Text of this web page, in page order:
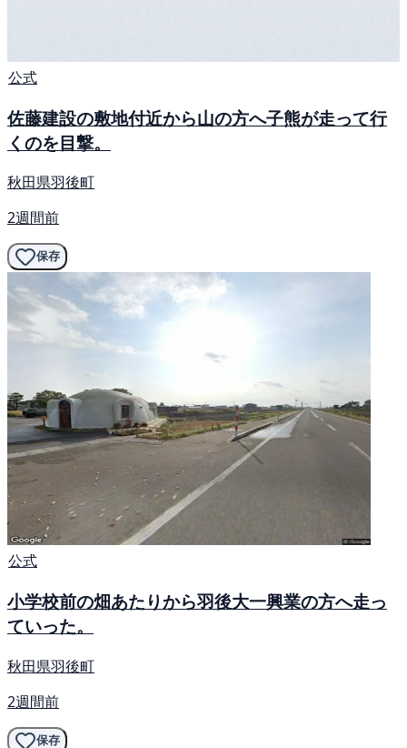
公式
佐藤建設の敷地付近から山の方へ子熊が走って行
くのを目撃。
秋田県羽後町
2週間前
保存
公式
小学校前の畑あたりから羽後大一興業の方へ走っ
ていった。
秋田県羽後町
2週間前
保存